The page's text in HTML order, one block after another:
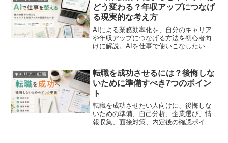
どう変わる？年収アップにつなげ
る現実的な考え方
AIによる業務効率化を、自分のキャリア
や年収アップにつなげる方法を初心者向
けに解説。AIを仕事で使いこなしたい人
キャリア・転職
転職を成功させるには？後悔しな
いために準備すべき7つのポイン
ト
転職を成功させたい人向けに、後悔しな
いための準備、自己分析、企業選び、情
報収集、面接対策、内定後の確認ポイン